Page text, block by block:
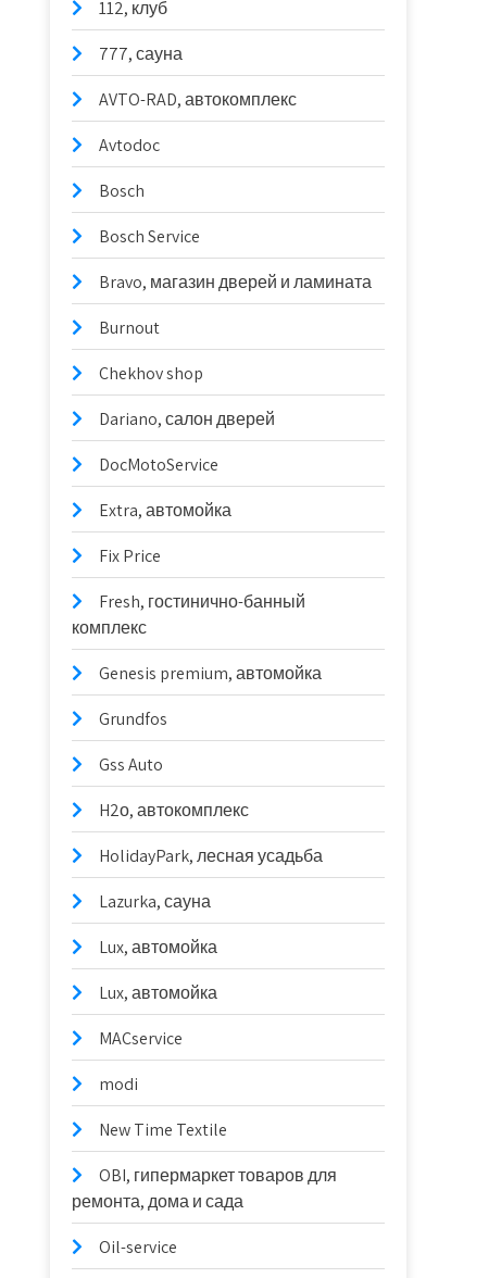
112, клуб
777, сауна
AVTO-RAD, автокомплекс
Avtodoc
Bosch
Bosch Service
Bravo, магазин дверей и ламината
Burnout
Chekhov shop
Dariano, салон дверей
DocMotoService
Extra, автомойка
Fix Price
Fresh, гостинично-банный
комплекс
Genesis premium, автомойка
Grundfos
Gss Auto
H2о, автокомплекс
HolidayPark, лесная усадьба
Lazurka, сауна
Lux, автомойка
Lux, автомойка
MACservice
modi
New Time Textile
OBI, гипермаркет товаров для
ремонта, дома и сада
Oil-service